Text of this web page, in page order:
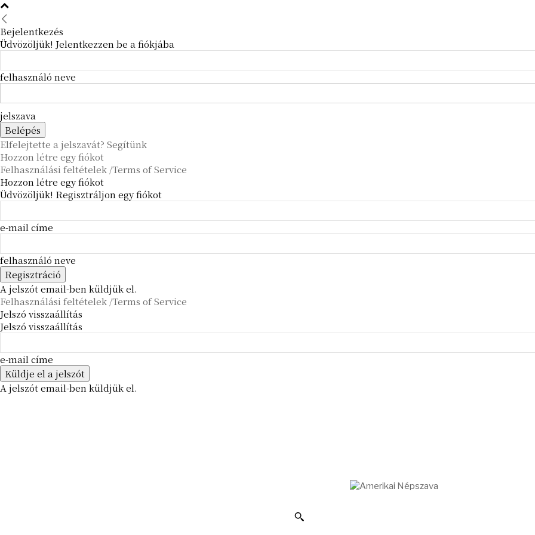
Bejelentkezés
Üdvözöljük! Jelentkezzen be a fiókjába
felhasználó neve
jelszava
Elfelejtette a jelszavát? Segítünk
Hozzon létre egy fiókot
Felhasználási feltételek /Terms of Service
Hozzon létre egy fiókot
Üdvözöljük! Regisztráljon egy fiókot
e-mail címe
felhasználó neve
A jelszót email-ben küldjük el.
Felhasználási feltételek /Terms of Service
Jelszó visszaállítás
Jelszó visszaállítás
e-mail címe
A jelszót email-ben küldjük el.